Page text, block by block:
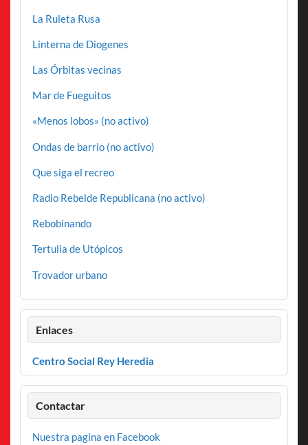
La Ruleta Rusa
Linterna de Diogenes
Las Órbitas vecinas
Mar de Fueguitos
«Menos lobos» (no activo)
Ondas de barrio (no activo)
Que siga el recreo
Radio Rebelde Republicana (no activo)
Rebobinando
Tertulia de Utópicos
Trovador urbano
Enlaces
Centro Social Rey Heredia
Contactar
Nuestra pagina en Facebook